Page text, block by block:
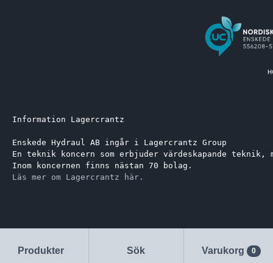
Produkter Sök Varukorg 0
Information Lagercrantz
Enskede Hydraul AB ingår i Lagercrantz Group
En teknik koncern som erbjuder värdeskapande
Inom koncernen finns nästan 70 bolag.
Läs mer om Lagercrantz här.